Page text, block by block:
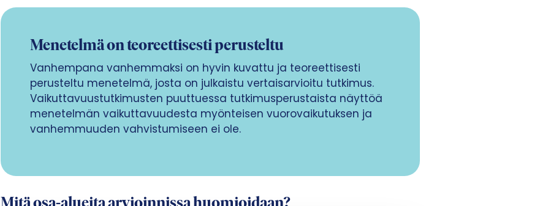
Menetelmä on teoreettisesti perusteltu
Vanhempana vanhemmaksi on hyvin kuvattu ja teoreettisesti
perusteltu menetelmä, josta on julkaistu vertaisarvioitu tutkimus.
Vaikuttavuustutkimusten puuttuessa tutkimusperustaista näyttöä
menetelmän vaikuttavuudesta myönteisen vuorovaikutuksen ja
vanhemmuuden vahvistumiseen ei ole.